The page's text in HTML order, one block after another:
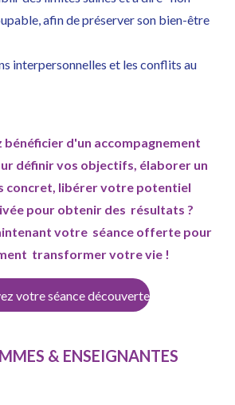
afin de préserver son bien-être
interpersonnelles et les conflits au
bénéficier d'un accompagnement
définir vos objectifs, élaborer un
concret, libérer votre potentiel
pour obtenir des résultats ?
votre séance offerte pour
transformer votre vie !
votre séance découverte
& ENSEIGNANTES